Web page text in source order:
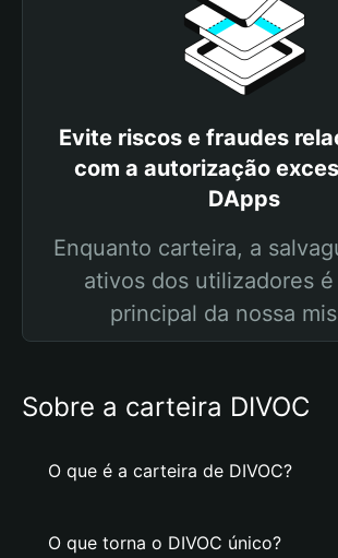
Evite riscos e fraudes
com a autorização
DApps
Enquanto carteira, a
ativos dos utilizadores
principal da nossa
Sobre a carteira DIVOC
O que é a carteira de DIVOC?
O que torna o DIVOC único?